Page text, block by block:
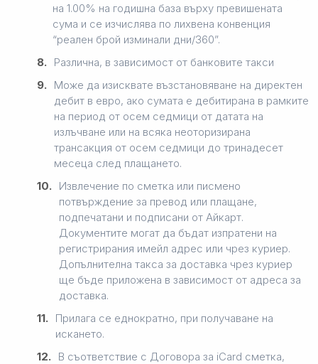
на 1.00% на годишна база върху превишената
сума и се изчислява по лихвена конвенция
“реален брой изминали дни/360”.
8.
Различна, в зависимост от банковите такси
9.
Може да изисквате възстановяване на директен
дебит в евро, ако сумата е дебитирана в рамките
на период от осем седмици от датата на
излъчване или на всяка неоторизирана
трансакция от осем седмици до тринадесет
месеца след плащането.
10.
Извлечение по сметка или писмено
потвърждение за превод или плащане,
подпечатани и подписани от Айкарт.
Документите могат да бъдат изпратени на
регистрирания имейл адрес или чрез куриер.
Допълнителна такса за доставка чрез куриер
ще бъде приложена в зависимост от адреса за
доставка.
11.
Прилага се еднократно, при получаване на
искането.
12.
В съответствие с Договора за iCard сметка,